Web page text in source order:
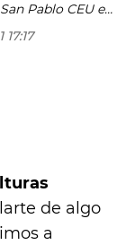
Pablo CEU e
en Londres.
y colaboro
17:17
de algo
a